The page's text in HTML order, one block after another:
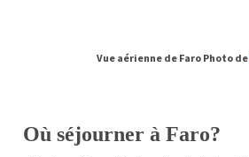
Vue aérienne de Faro Photo de
Où séjourner à Faro?